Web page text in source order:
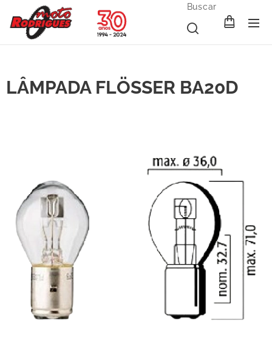
Buscar
LÂMPADA FLÖSSER BA20D